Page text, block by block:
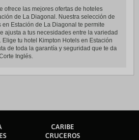
ofrece las mejores ofertas de hoteles
de La Diagonal. Nuestra selección de
en Estación de La Diagonal te permite
ajusta a tus necesidades entre la variedad
tu hotel Kimpton Hotels en Estación
de toda la garantía y seguridad que te da
Inglés.
CARIBE
CRUCEROS